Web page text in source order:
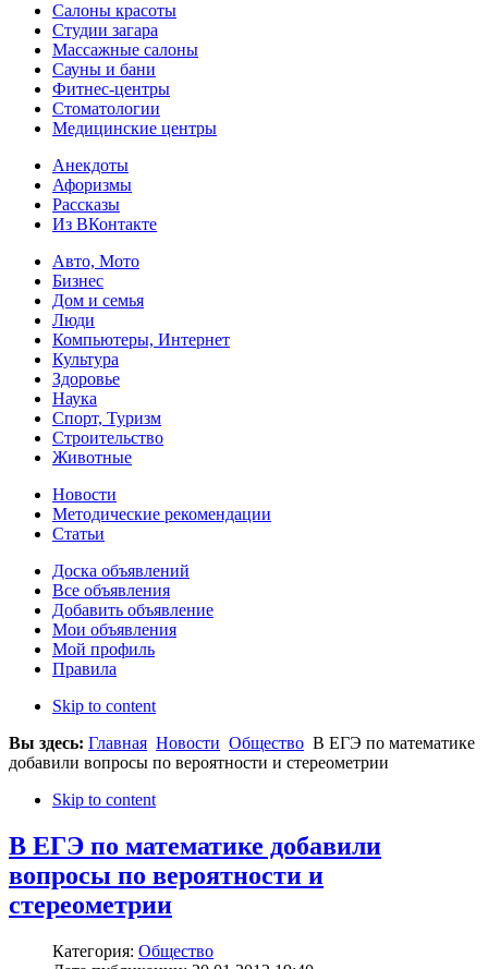
Салоны красоты
Студии загара
Массажные салоны
Сауны и бани
Фитнес-центры
Стоматологии
Медицинские центры
Анекдоты
Афоризмы
Рассказы
Из ВКонтакте
Авто, Мото
Бизнес
Дом и семья
Люди
Компьютеры, Интернет
Культура
Здоровье
Наука
Спорт, Туризм
Строительство
Животные
Новости
Методические рекомендации
Статьи
Доска объявлений
Все объявления
Добавить объявление
Мои объявления
Мой профиль
Правила
Skip to content
Вы здесь: Главная Новости Общество В ЕГЭ по математике
добавили вопросы по вероятности и стереометрии
Skip to content
В ЕГЭ по математике добавили
вопросы по вероятности и
стереометрии
Категория: Общество